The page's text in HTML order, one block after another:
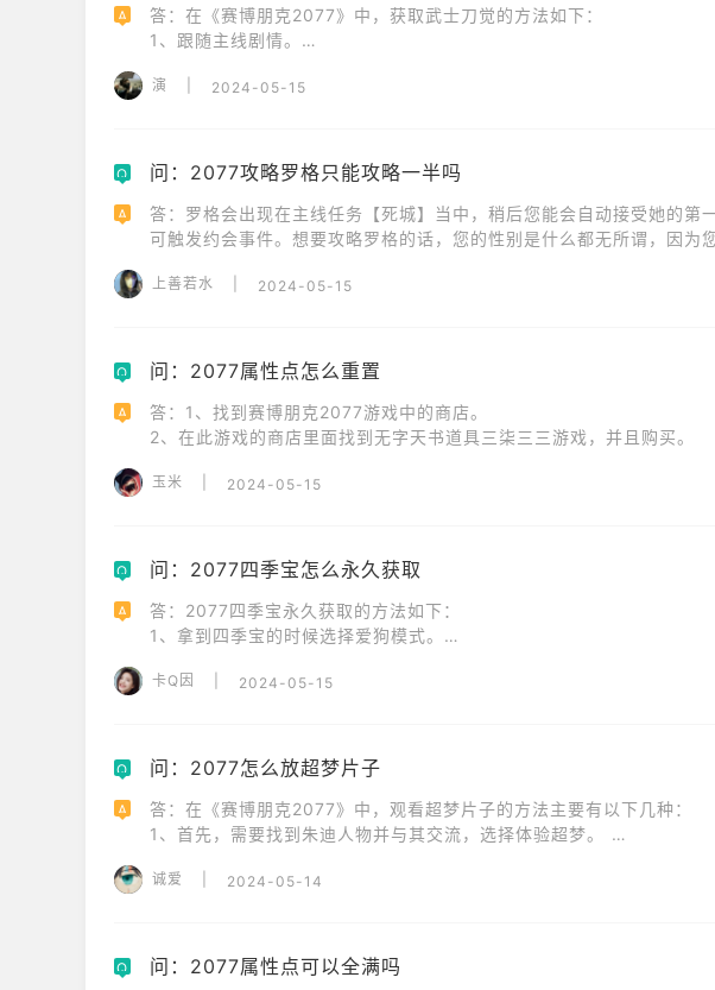
A
答：在《赛博朋克2077》中，获取武士刀觉的方法如下：
1、跟随主线剧情。
3、推荐玩家使用潜行和黑客技能来对付这两个守卫。
演 2024-05-15
Q 问：2077攻略罗格只能攻略一半吗
A
答：罗格会出现在主线任务【死城】当中，稍后您能会自动接受她的第
可触发约会事件。想要攻略罗格的话，您的性别是什么都无所谓，因为
上善若水 2024-05-15
Q 问：2077属性点怎么重置
A
答：1、找到赛博朋克2077游戏中的商店。
2、在此游戏的商店里面找到无字天书道具三柒三三游戏，并且购买。
3、使用无字天书即可以重置属性点。
玉米 2024-05-15
Q 问：2077四季宝怎么永久获取
A
答：2077四季宝永久获取的方法如下：
1、拿到四季宝的时候选择爱狗模式。
3、找个平地，扔掉四季宝。
卡Q因 2024-05-15
Q 问：2077怎么放超梦片子
A
答：在《赛博朋克2077》中，观看超梦片子的方法主要有以下几种：
1、首先，需要找到朱迪人物并与其交流，选择体验超梦。
3、然后，创建一个档案。 创建档案后，玩家就可以开始播放超梦了。
诚爱 2024-05-14
Q 问：2077属性点可以全满吗